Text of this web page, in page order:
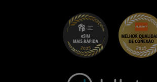
Solução de problemas
Central de Ajuda
Contate o suporte